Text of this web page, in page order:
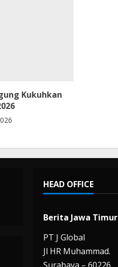
Kukuhkan
HEAD OFFICE
Berita Jawa Timur
PT J Global
Jl HR Muhammad.